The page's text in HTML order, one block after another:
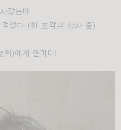
갔는데
었다 (한 조각은 상사 줌)
워)에게 한마디!